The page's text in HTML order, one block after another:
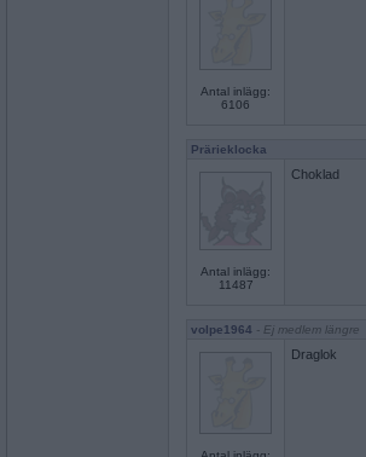
Antal inlägg:
6106
Prärieklocka
Antal inlägg:
11487
Choklad
volpe1964 - Ej medlem längre
Draglok